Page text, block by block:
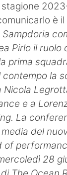
stagione
è
Sampdoria
Pirlo il ruolo
prima
contempo la
e a
La
del
of
28